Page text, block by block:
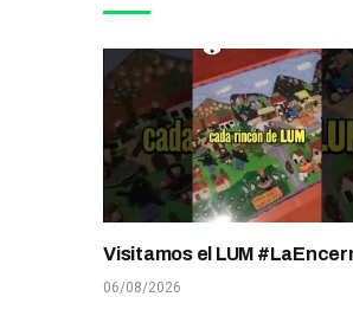
Visitamos el LUM
06/08/2026